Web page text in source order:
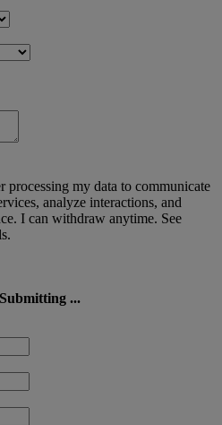
processing my data to communicate
analyze interactions, and
I can withdraw anytime. See
Submitting ...